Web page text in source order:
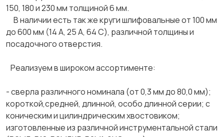
150, 180 и 230 мм толщиной 6 мм.
В наличии есть так же круги шлифовальные от 100 мм
до 600 мм (14 А, 25 А, 64 С), различной толщины и
посадочного отверстия.
Реализуем в широком ассортименте:
- сверла различного номинала (от 0,3 мм до 80,0 мм);
короткой,средней, длинной, особо длинной серии; с
коническим и цилиндрическим хвостовиком;
изготовленные из различной инструментальной стали